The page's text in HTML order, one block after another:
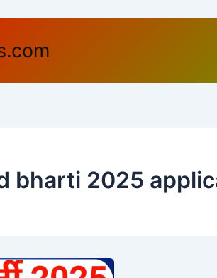
bharti 2025